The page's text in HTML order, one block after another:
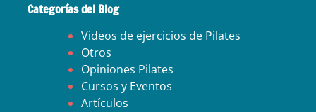
Categorías del Blog
Videos de ejercicios de Pilates
Otros
Opiniones Pilates
Cursos y Eventos
Artículos